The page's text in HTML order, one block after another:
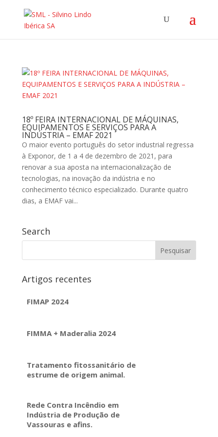
18º FEIRA INTERNACIONAL DE MÁQUINAS,
EQUIPAMENTOS E SERVIÇOS PARA A
INDÚSTRIA – EMAF 2021
O maior evento português do setor industrial regressa
à Exponor, de 1 a 4 de dezembro de 2021, para
renovar a sua aposta na internacionalização de
tecnologias, na inovação da indústria e no
conhecimento técnico especializado. Durante quatro
dias, a EMAF vai...
Search
Artigos recentes
FIMAP 2024
FIMMA + Maderalia 2024
Tratamento fitossanitário de
estrume de origem animal.
Rede Contra Incêndio em
Indústria de Produção de
Vassouras e afins.